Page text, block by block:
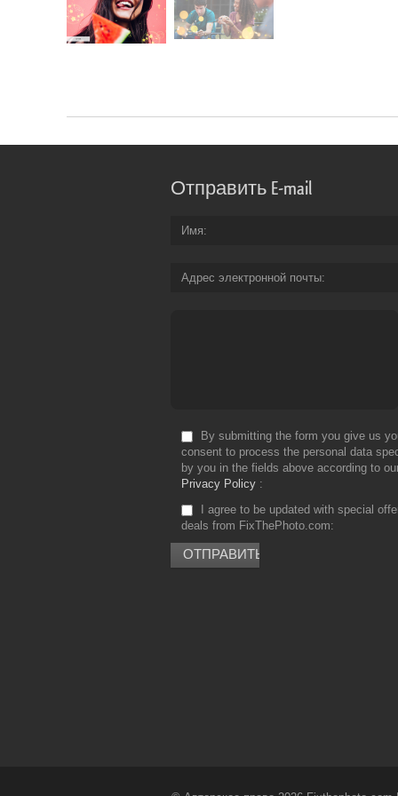
Отправить E-mail
Имя
Адрес электронной почты
By submitting the form you give us
consent to process the personal data
by you in the fields above according to
Privacy Policy
I agree to be updated with special
deals from FixThePhoto.com